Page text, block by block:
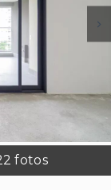
fotos